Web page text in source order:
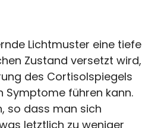
Lichtmuster eine tiefe
Zustand versetzt wird,
des Cortisolspiegels
Symptome führen kann.
so dass man sich
letztlich zu weniger